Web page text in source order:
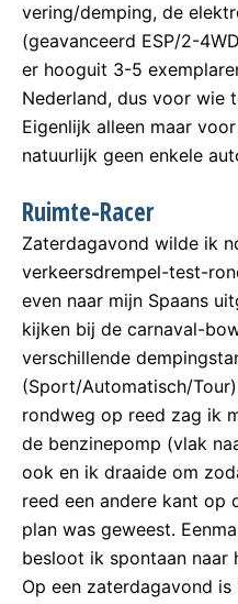
vering/demping, de
(geavanceerd ESP/2-
er hooguit 3-5
Nederland, dus voor wie
Eigenlijk alleen maar
natuurlijk geen enkele
Ruimte-Racer
Zaterdagavond wilde ik
verkeersdrempel-test-
even naar mijn Spaans
kijken bij de carnaval-
verschillende
(Sport/Automatisch/
rondweg op reed zag ik
de benzinepomp (vlak
ook en ik draaide om
reed een andere kant op
plan was geweest.
besloot ik spontaan naar
Op een zaterdagavond